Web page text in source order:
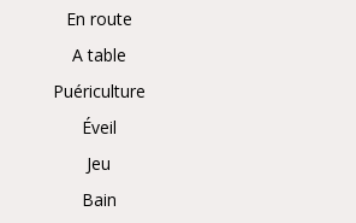
En route
A table
Puériculture
Éveil
Jeu
Bain